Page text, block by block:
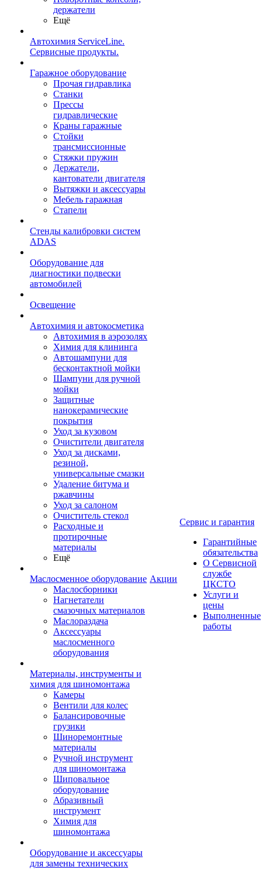
держатели
Ещё
Автохимия ServiceLine.
Сервисные продукты.
Гаражное оборудование
Прочая гидравлика
Станки
Прессы
гидравлические
Краны гаражные
Стойки
трансмиссионные
Стяжки пружин
Держатели,
кантователи двигателя
Вытяжки и аксессуары
Мебель гаражная
Стапели
Стенды калибровки систем
ADAS
Оборудование для
диагностики подвески
автомобилей
Освещение
Автохимия и автокосметика
Автохимия в аэрозолях
Химия для клининга
Автошампуни для
бесконтактной мойки
Шампуни для ручной
мойки
Защитные
нанокерамические
покрытия
Уход за кузовом
Очистители двигателя
Уход за дисками,
резиной,
универсальные смазки
Удаление битума и
ржавчины
Уход за салоном
Очиститель стекол
Расходные и
протирочные
материалы
Ещё
Маслосменное оборудование
Маслосборники
Нагнетатели
смазочных материалов
Маслораздача
Аксессуары
маслосменного
оборудования
Материалы, инструменты и
химия для шиномонтажа
Камеры
Вентили для колес
Балансировочные
грузики
Шиноремонтные
материалы
Ручной инструмент
для шиномонтажа
Шиповальное
оборудование
Абразивный
инструмент
Химия для
шиномонтажа
Оборудование и аксессуары
для замены технических
Акции
Сервис и гарантия
Гарантийные
обязательства
О Сервисной
службе
ЦКСТО
Услуги и
цены
Выполненные
работы